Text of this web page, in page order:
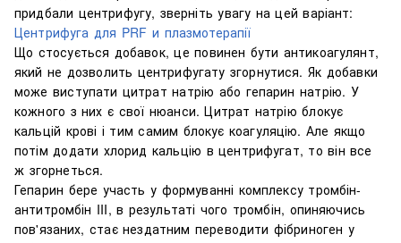
придбали центрифугу, зверніть увагу на цей варіант:
Центрифуга для PRF и плазмотерапії
Що стосується добавок, це повинен бути антикоагулянт,
який не дозволить центрифугату згорнутися. Як добавки
може виступати цитрат натрію або гепарин натрію. У
кожного з них є свої нюанси. Цитрат натрію блокує
кальцій крові і тим самим блокує коагуляцію. Але якщо
потім додати хлорид кальцію в центрифугат, то він все
ж згорнеться.
Гепарин бере участь у формуванні комплексу тромбін-
антитромбін III, в результаті чого тромбін, опиняючись
пов'язаних, стає нездатним переводити фібриноген у